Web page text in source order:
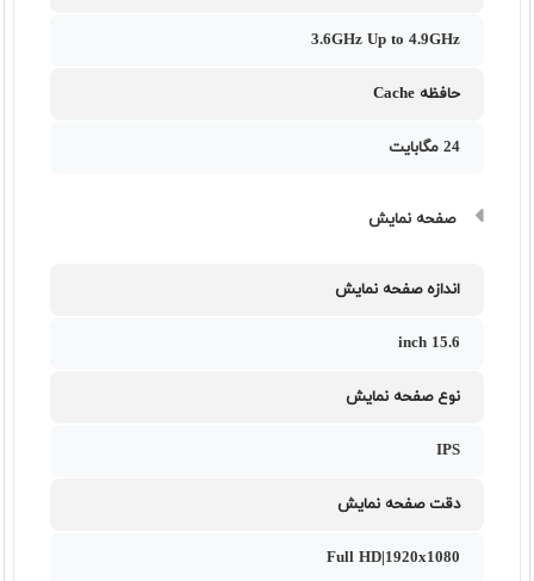
3.6GHz Up to 4.9GHz
حافظه Cache
24 مگابایت
صفحه نمایش
اندازه صفحه نمایش
15.6 inch
نوع صفحه نمایش
IPS
دقت صفحه نمایش
Full HD|1920x1080